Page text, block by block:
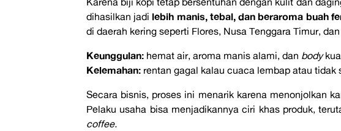
dihasilkan jadi lebih manis, tebal, dan beraroma buah
di daerah kering seperti Flores, Nusa Tenggara Timur,
Keunggulan:hemat air, aroma manis alami, dan body
Kelemahan:rentan gagal kalau cuaca lembap atau tidak
Secara bisnis, proses ini menarik karena menonjolkan
Pelaku usaha bisa menjadikannya ciri khas produk,
coffee.